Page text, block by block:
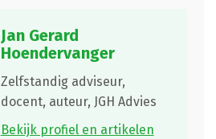
Jan Gerard
Hoendervanger
Zelfstandig adviseur,
docent, auteur, JGH Advies
Bekijk profiel en artikelen